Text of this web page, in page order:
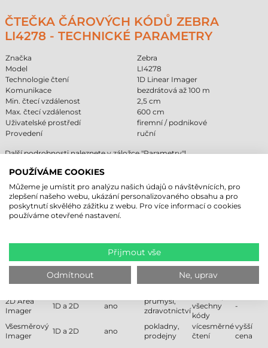
ČTEČKA ČÁROVÝCH KÓDŮ ZEBRA
LI4278 - TECHNICKÉ PARAMETRY
Značka
Zebra
Model
LI4278
Technologie čtení
1D Linear Imager
Komunikace
bezdrátová až 100 m
Min. čtecí vzdálenost
2,5 cm
Max. čtecí vzdálenost
600 cm
Uživatelské prostředí
firemní / podnikové
Provedení
ruční
Další podrobnosti naleznete v záložce "Parametry"!
SROVNÁNÍ TECHNOLOGIÍ ČTEČEK
ČÁROVÝCH KÓDŮ
Technologie
Podporované Čtení z
Laserový
1D ne
pokladní
systémy
lineární
nečte 2D
1D
žádné
pohyblivé
části
pouze
kódy
2D Area
Imager
1D a 2D ano
průmysl,
zdravotnictví
všechny
kódy
-
Všesměrový
Imager
1D a 2D ano
pokladny,
prodejny
vícesměrné
čtení
vyšší
cena
POUŽÍVÁME COOKIES
Můžeme je umístit pro analýzu našich údajů o návštěvnících, pro
zlepšení našeho webu, ukázání personalizovaného obsahu a pro
poskytnutí skvělého zážitku z webu. Pro více informací o cookies
používáme otevřené nastavení.
Přijmout vše
Odmítnout Ne, uprav